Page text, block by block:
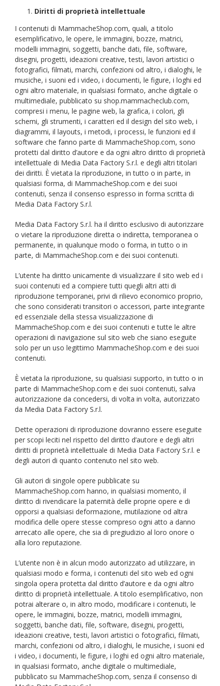
Diritti di proprietà intellettuale
I contenuti di MammacheShop.com, quali, a titolo
esemplificativo, le opere, le immagini, bozze, matrici,
modelli immagini, soggetti, banche dati, file, software,
disegni, progetti, ideazioni creative, testi, lavori artistici o
fotografici, filmati, marchi, confezioni od altro, i dialoghi, le
musiche, i suoni ed i video, i documenti, le figure, i loghi ed
ogni altro materiale, in qualsiasi formato, anche digitale o
multimediale, pubblicato su shop.mammacheclub.com,
compresi i menu, le pagine web, la grafica, i colori, gli
schemi, gli strumenti, i caratteri ed il design del sito web, i
diagrammi, il layouts, i metodi, i processi, le funzioni ed il
software che fanno parte di MammacheShop.com, sono
protetti dal diritto d’autore e da ogni altro diritto di proprietà
intellettuale di Media Data Factory S.r.l. e degli altri titolari
dei diritti. È vietata la riproduzione, in tutto o in parte, in
qualsiasi forma, di MammacheShop.com e dei suoi
contenuti, senza il consenso espresso in forma scritta di
Media Data Factory S.r.l.
Media Data Factory S.r.l. ha il diritto esclusivo di autorizzare
o vietare la riproduzione diretta o indiretta, temporanea o
permanente, in qualunque modo o forma, in tutto o in
parte, di MammacheShop.com e dei suoi contenuti.
L’utente ha diritto unicamente di visualizzare il sito web ed i
suoi contenuti ed a compiere tutti quegli altri atti di
riproduzione temporanei, privi di rilievo economico proprio,
che sono considerati transitori o accessori, parte integrante
ed essenziale della stessa visualizzazione di
MammacheShop.com e dei suoi contenuti e tutte le altre
operazioni di navigazione sul sito web che siano eseguite
solo per un uso legittimo MammacheShop.com e dei suoi
contenuti.
È vietata la riproduzione, su qualsiasi supporto, in tutto o in
parte di MammacheShop.com e dei suoi contenuti, salva
autorizzazione da concedersi, di volta in volta, autorizzato
da Media Data Factory S.r.l.
Dette operazioni di riproduzione dovranno essere eseguite
per scopi leciti nel rispetto del diritto d’autore e degli altri
diritti di proprietà intellettuale di Media Data Factory S.r.l. e
degli autori di quanto contenuto nel sito web.
Gli autori di singole opere pubblicate su
MammacheShop.com hanno, in qualsiasi momento, il
diritto di rivendicare la paternità delle proprie opere e di
opporsi a qualsiasi deformazione, mutilazione od altra
modifica delle opere stesse compreso ogni atto a danno
arrecato alle opere, che sia di pregiudizio al loro onore o
alla loro reputazione.
L’utente non è in alcun modo autorizzato ad utilizzare, in
qualsiasi modo e forma, i contenuti del sito web ed ogni
singola opera protetta dal diritto d’autore e da ogni altro
diritto di proprietà intellettuale. A titolo esemplificativo, non
potrai alterare o, in altro modo, modificare i contenuti, le
opere, le immagini, bozze, matrici, modelli immagini,
soggetti, banche dati, file, software, disegni, progetti,
ideazioni creative, testi, lavori artistici o fotografici, filmati,
marchi, confezioni od altro, i dialoghi, le musiche, i suoni ed
i video, i documenti, le figure, i loghi ed ogni altro materiale,
in qualsiasi formato, anche digitale o multimediale,
pubblicato su MammacheShop.com, senza il consenso di